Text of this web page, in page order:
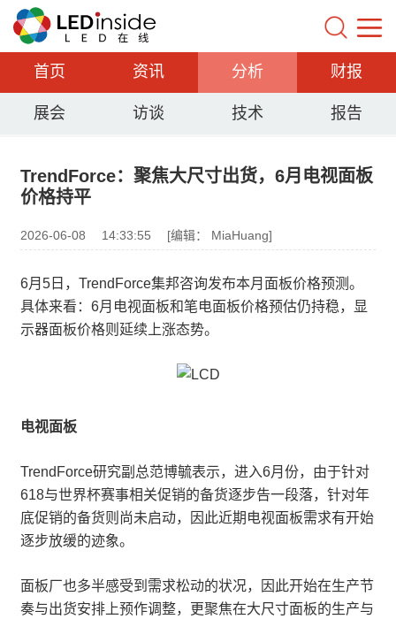
首页 资讯 分析 财报
展会 访谈 技术 报告
TrendForce：聚焦大尺寸出货，6月电视面板
价格持平
2026-06-08 14:33:55 [编辑： MiaHuang]
6月5日，TrendForce集邦咨询发布本月面板价格预测。
具体来看：6月电视面板和笔电面板价格预估仍持稳，显
示器面板价格则延续上涨态势。
电视面板
TrendForce研究副总范博毓表示，进入6月份，由于针对
618与世界杯赛事相关促销的备货逐步告一段落，针对年
底促销的备货则尚未启动，因此近期电视面板需求有开始
逐步放缓的迹象。
面板厂也多半感受到需求松动的状况，因此开始在生产节
奏与出货安排上预作调整，更聚焦在大尺寸面板的生产与